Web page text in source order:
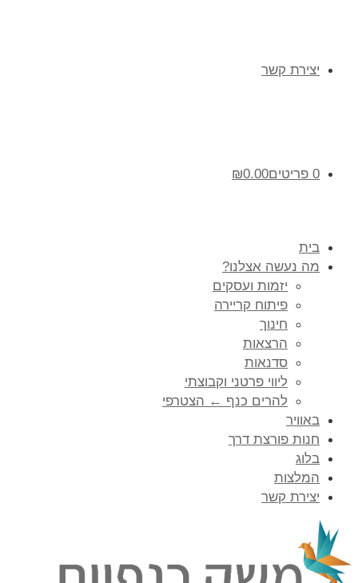
יצירת קשר
0 פריטים ₪0.00
בית
מה נעשה אצלנו?
יזמות ועסקים
פיתוח קריירה
חינוך
הרצאות
סדנאות
ליווי פרטני וקבוצתי
להרים כנף ← הצטרפי
באוויר
חנות פורצת דרך
בלוג
המלצות
יצירת קשר